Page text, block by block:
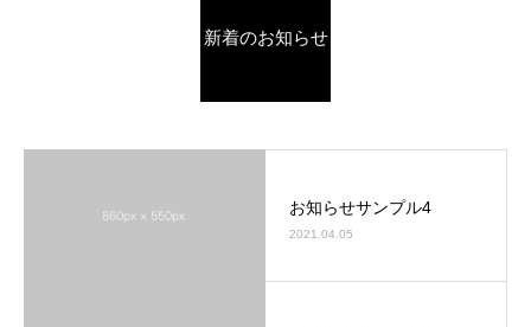
新着のお知らせ
お知らせサンプル4
2021.04.05